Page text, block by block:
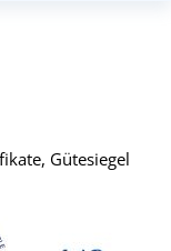
Gütesiegel